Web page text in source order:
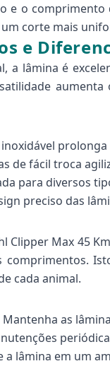
e o comprimento
corte mais
e
a lâmina é
inoxidável
de fácil troca
para diversos
preciso das
Clipper Max 45
comprimentos.
cada animal.
Mantenha as
a lâmina em um